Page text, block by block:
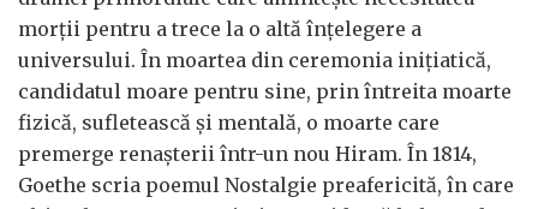
morții pentru a trece la o altă înțelegere a
universului. În moartea din ceremonia inițiatică,
candidatul moare pentru sine, prin întreita moarte
fizică, sufletească și mentală, o moarte care
premerge renașterii într-un nou Hiram. În 1814,
Goethe scria poemul Nostalgie preafericită, în care